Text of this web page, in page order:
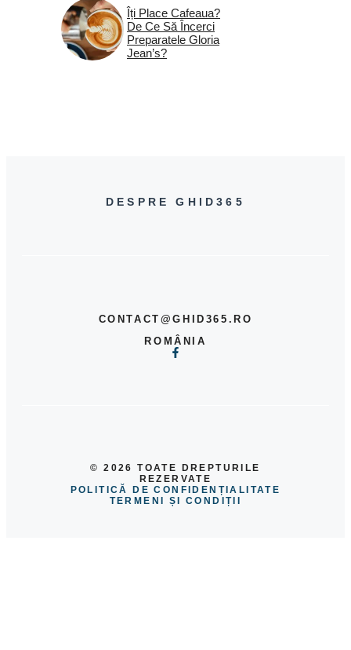
Îți Place Cafeaua?
De Ce Să Încerci
Preparatele Gloria
Jean’s?
DESPRE GHID365
CONTACT@GHID365.RO
ROMÂNIA
© 2026 TOATE DREPTURILE
REZERVATE
POLITICĂ DE CONFIDENȚIALITATE
TERMENI ȘI CONDIȚII